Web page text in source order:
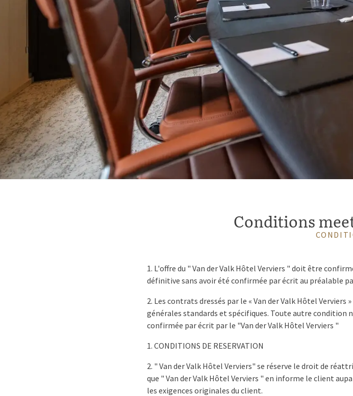
Conditions
1. L'offre du " Van der Valk Hôtel Verviers " doit être
définitive sans avoir été confirmée par écrit au préalable
2. Les contrats dressés par le « Van der Valk Hôtel
générales standards et spécifiques. Toute autre
confirmée par écrit par le "Van der Valk Hôtel Verviers "
1. CONDITIONS DE RESERVATION
2. " Van der Valk Hôtel Verviers" se réserve le droit de
que " Van der Valk Hôtel Verviers " en informe le client
les exigences originales du client.